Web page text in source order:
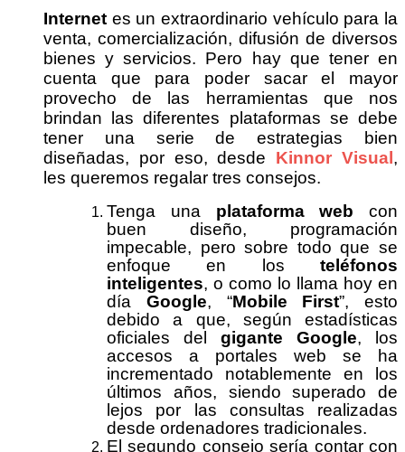
Internet es un extraordinario vehículo para la
venta, comercialización, difusión de diversos
bienes y servicios. Pero hay que tener en
cuenta que para poder sacar el mayor
provecho de las herramientas que nos
brindan las diferentes plataformas se debe
tener una serie de estrategias bien
diseñadas, por eso, desde Kinnor Visual,
les queremos regalar tres consejos.
Tenga una plataforma web con
buen diseño, programación
impecable, pero sobre todo que se
enfoque en los teléfonos
inteligentes, o como lo llama hoy en
día Google, “Mobile First”, esto
debido a que, según estadísticas
oficiales del gigante Google, los
accesos a portales web se ha
incrementado notablemente en los
últimos años, siendo superado de
lejos por las consultas realizadas
desde ordenadores tradicionales.
El segundo consejo sería contar con